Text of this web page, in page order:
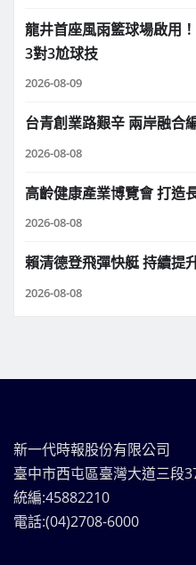
龍井首座風雨籃球場啟用
3對3尬球技
2026-08-09
台青創業路艱辛 兩岸融合
2026-08-08
高齡健康產業博覽會 打造
2026-08-08
賴清德登飛彈快艇 持續提
2026-08-08
新一代時報股份有限公司
臺中市西屯區臺灣大道三段
統編:45882210
電話:(04)2708-6000